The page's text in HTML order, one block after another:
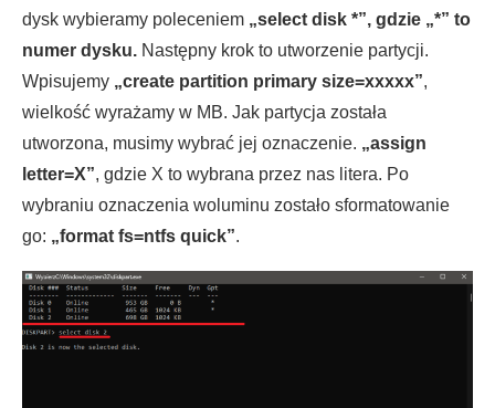
dysk wybieramy poleceniem „select disk *”, gdzie „*” to
numer dysku. Następny krok to utworzenie partycji.
Wpisujemy „create partition primary size=xxxxx”,
wielkość wyrażamy w MB. Jak partycja została
utworzona, musimy wybrać jej oznaczenie. „assign
letter=X”, gdzie X to wybrana przez nas litera. Po
wybraniu oznaczenia woluminu zostało sformatowanie
go: „format fs=ntfs quick”.